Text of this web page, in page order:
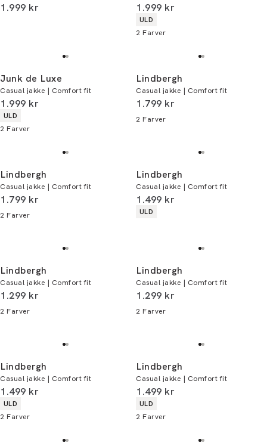
I alt (inkl. rabat)
1.999 kr I alt (inkl. rabat)
1.999 kr
Produkt egenskaber
ULD
2 Farver
Junk de Luxe
Casual jakke | Comfort fit
I alt (inkl. rabat)
1.999 kr
Produkt egenskaber
ULD
2 Farver
Lindbergh
Casual jakke | Comfort fit
I alt (inkl. rabat)
1.799 kr
2 Farver
Lindbergh
Casual jakke | Comfort fit
I alt (inkl. rabat)
1.799 kr
2 Farver
Lindbergh
Casual jakke | Comfort fit
I alt (inkl. rabat)
1.499 kr
Produkt egenskaber
ULD
Lindbergh
Casual jakke | Comfort fit
I alt (inkl. rabat)
1.299 kr
2 Farver
Lindbergh
Casual jakke | Comfort fit
I alt (inkl. rabat)
1.299 kr
2 Farver
Lindbergh
Casual jakke | Comfort fit
I alt (inkl. rabat)
1.499 kr
Produkt egenskaber
ULD
2 Farver
Lindbergh
Casual jakke | Comfort fit
I alt (inkl. rabat)
1.499 kr
Produkt egenskaber
ULD
2 Farver